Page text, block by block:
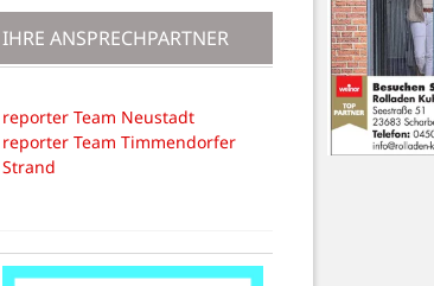
IHRE ANSPRECHPARTNER
reporter Team Neustadt
reporter Team Timmendorfer
Strand